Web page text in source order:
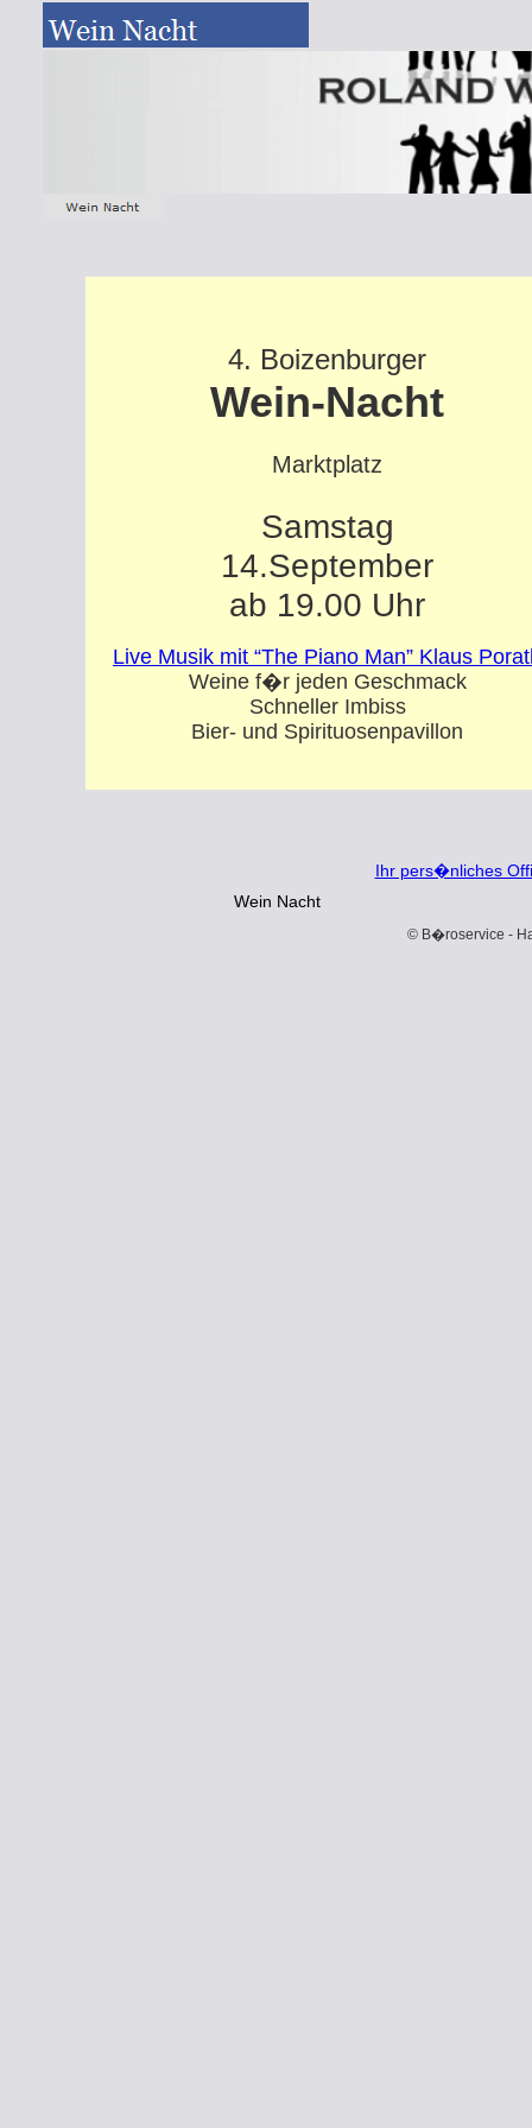
4. Boizenburger
Wein-Nacht
Marktplatz
Samstag
14.September
ab 19.00 Uhr
Live Musik mit “The Piano Man” Klaus
Weine f�r jeden Geschmack
Schneller Imbiss
Bier- und Spirituosenpavillon
Ihr pers�nliches
Wein Nacht
© B�roservice -